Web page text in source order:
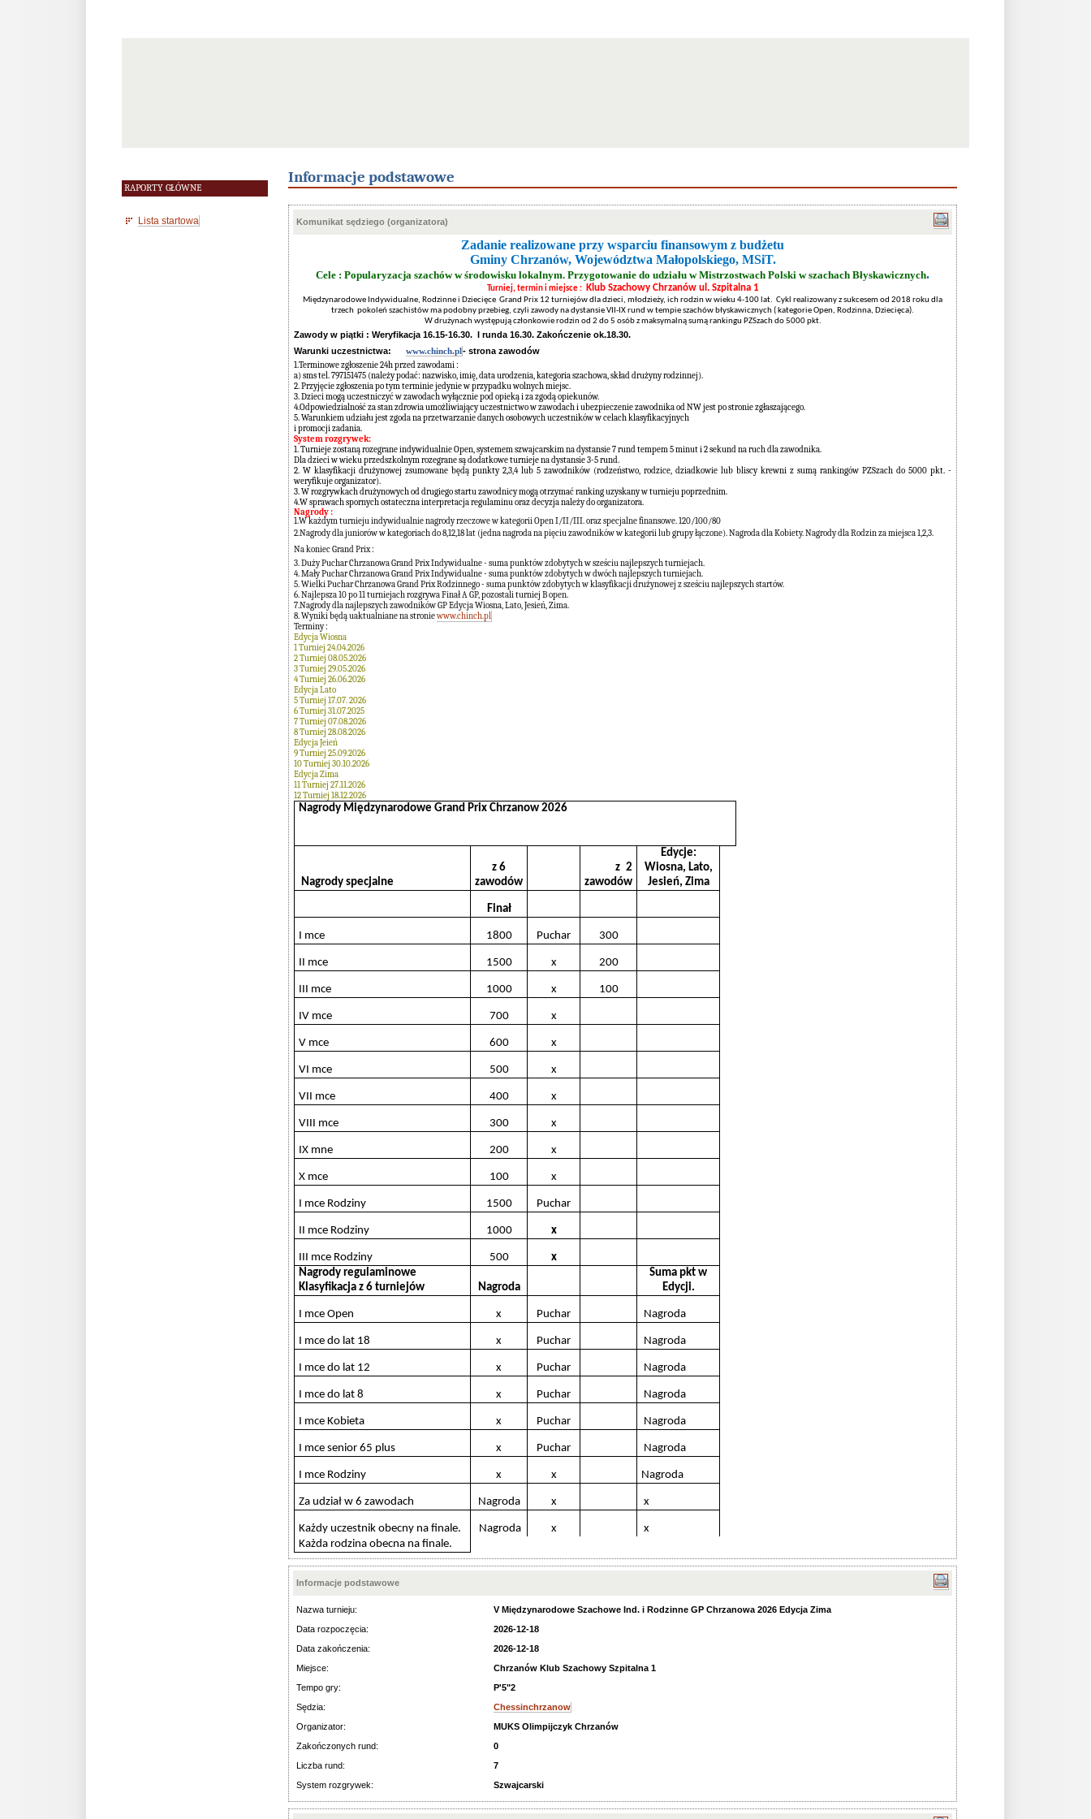
RAPORTY GŁÓWNE
Lista startowa
Informacje podstawowe
Komunikat sędziego (organizatora)
Zadanie realizowane przy wsparciu finansowym z budżetu
Gminy Chrzanów, Województwa Małopolskiego, MSiT.
Cele : Popularyzacja szachów w środowisku lokalnym. Przygotowanie do udziału w Mistrzostwach Polski w szachach Błyskawicznych.
Turniej, termin i miejsce : Klub Szachowy Chrzanów ul. Szpitalna 1
Międzynarodowe Indywidualne, Rodzinne i Dziecięce Grand Prix 12 turniejów dla dzieci, młodzieży, ich rodzin w wieku 4-100 lat. Cykl realizowany z sukcesem od 2018 roku dla
trzech pokoleń szachistów ma podobny przebieg, czyli zawody na dystansie VII-IX rund w tempie szachów błyskawicznych ( kategorie Open, Rodzinna, Dziecięca).
W drużynach występują członkowie rodzin od 2 do 5 osób z maksymalną sumą rankingu PZSzach do 5000 pkt.
Zawody w piątki : Weryfikacja 16.15-16.30. I runda 16.30. Zakończenie ok.18.30.
Warunki uczestnictwa:
www.chinch.pl - strona zawodów
1.Terminowe zgłoszenie 24h przed zawodami :
a) sms tel. 797151475 (należy podać: nazwisko, imię, data urodzenia, kategoria szachowa, skład drużyny rodzinnej).
2. Przyjęcie zgłoszenia po tym terminie jedynie w przypadku wolnych miejsc.
3. Dzieci mogą uczestniczyć w zawodach wyłącznie pod opieką i za zgodą opiekunów.
4.Odpowiedzialność za stan zdrowia umożliwiający uczestnictwo w zawodach i ubezpieczenie zawodnika od NW jest po stronie zgłaszającego.
5. Warunkiem udziału jest zgoda na przetwarzanie danych osobowych uczestników w celach klasyfikacyjnych
i promocji zadania.
System rozgrywek:
1. Turnieje zostaną rozegrane indywidualnie Open, systemem szwajcarskim na dystansie 7 rund tempem 5 minut i 2 sekund na ruch dla zawodnika.
Dla dzieci w wieku przedszkolnym rozegrane są dodatkowe turnieje na dystansie 3-5 rund.
2. W klasyfikacji drużynowej zsumowane będą punkty 2,3,4 lub 5 zawodników (rodzeństwo, rodzice, dziadkowie lub bliscy krewni z sumą rankingów PZSzach do 5000 pkt. -
weryfikuje organizator).
3. W rozgrywkach drużynowych od drugiego startu zawodnicy mogą otrzymać ranking uzyskany w turnieju poprzednim.
4.W sprawach spornych ostateczna interpretacja regulaminu oraz decyzja należy do organizatora.
Nagrody :
1.W każdym turnieju indywidualnie nagrody rzeczowe w kategorii Open I/II/III. oraz specjalne finansowe. 120/100/80
2.Nagrody dla juniorów w kategoriach do 8,12,18 lat (jedna nagroda na pięciu zawodników w kategorii lub grupy łączone). Nagroda dla Kobiety.Nagrody dla Rodzin za miejsca 1,2,3.
Na koniec Grand Prix :
3. Duży Puchar Chrzanowa Grand Prix Indywidualne - suma punktów zdobytych w sześciu najlepszych turniejach.
4. Mały Puchar Chrzanowa Grand Prix Indywidualne - suma punktów zdobytych w dwóch najlepszych turniejach.
5. Wielki Puchar Chrzanowa Grand Prix Rodzinnego - suma punktów zdobytych w klasyfikacji drużynowej z sześciu najlepszych startów.
6. Najlepsza 10 po 11 turniejach rozgrywa Finał A GP, pozostali turniej B open.
7.Nagrody dla najlepszych zawodników GP Edycja Wiosna, Lato, Jesień, Zima.
8. Wyniki będą uaktualniane na stroniewww.chinch.pl
Terminy :
Edycja Wiosna
1 Turniej 24.04.2026
2 Turniej 08.05.2026
3 Turniej 29.05.2026
4 Turniej 26.06.2026
Edycja Lato
5 Turniej 17.07. 2026
6 Turniej 31.07.2025
7 Turniej 07.08.2026
8 Turniej 28.08.2026
Edycja Jeień
9 Turniej 25.09.2026
10 Turniej 30.10.2026
Edycja Zima
11 Turniej 27.11.2026
12 Turniej 18.12.2026
Nagrody Międzynarodowe Grand Prix Chrzanow 2026
Nagrody specjalne
z 6
zawodów
z 2
zawodów
Edycje:
Wiosna, Lato,
Jesień, Zima
Finał
I mce 1800 Puchar 300
II mce 1500 x 200
III mce 1000 x 100
IV mce 700 x
V mce 600 x
VI mce 500 x
VII mce 400 x
VIII mce 300 x
IX mne 200 x
X mce 100 x
I mce Rodziny 1500 Puchar
II mce Rodziny 1000 x
III mce Rodziny 500
x
Nagrody regulaminowe
Klasyfikacja z 6 turniejów
Nagroda
Suma pkt w
Edycji.
I mce Open x Puchar Nagroda
I mce do lat 18 x Puchar Nagroda
I mce do lat 12 x Puchar Nagroda
I mce do lat 8 x Puchar Nagroda
I mce Kobieta x Puchar Nagroda
I mce senior 65 plus x Puchar Nagroda
I mce Rodziny x x Nagroda
Za udział w 6 zawodach Nagroda x x
Każdy uczestnik obecny na finale. Nagroda x
x
Każda rodzina obecna na finale.
Informacje podstawowe
Nazwa turnieju:
V Międzynarodowe Szachowe Ind. i Rodzinne GP Chrzanowa 2026 Edycja Zima
Data rozpoczęcia:
2026-12-18
Data zakończenia:
2026-12-18
Miejsce:
Chrzanów Klub Szachowy Szpitalna 1
Tempo gry:
P'5"2
Sędzia:
Chessinchrzanow
Organizator:
MUKS Olimpijczyk Chrzanów
Zakończonych rund:
0
Liczba rund:
7
System rozgrywek:
Szwajcarski